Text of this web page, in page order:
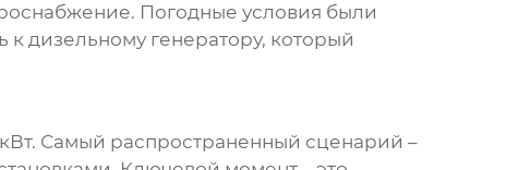
Погодные условия были
дизельному генератору, который
Самый распространенный сценарий –